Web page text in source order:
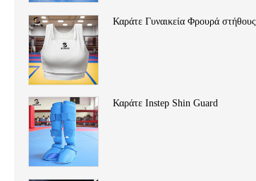
Καράτε Γυναικεία Φρουρά στήθους
Καράτε Instep Shin Guard